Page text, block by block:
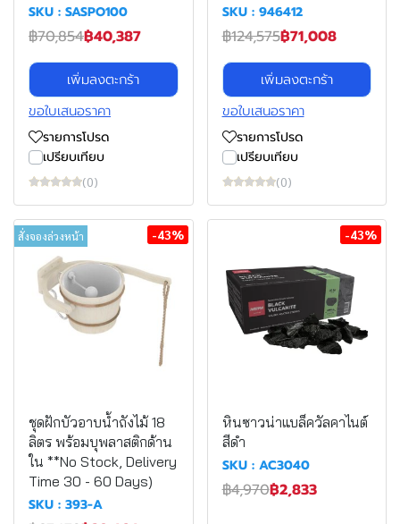
SKU : SASPO100
฿70,854฿40,387
เพิ่มลงตะกร้า
ขอใบเสนอราคา
รายการโปรด
เปรียบเทียบ
(0)
SKU : 946412
฿124,575฿71,008
เพิ่มลงตะกร้า
ขอใบเสนอราคา
รายการโปรด
เปรียบเทียบ
(0)
สั่งจองล่วงหน้า -43%
ชุดฝักบัวอาบน้ำถังไม้ 18
ลิตร พร้อมบุพลาสติกด้าน
ใน **No Stock, Delivery
Time 30 - 60 Days)
SKU : 393-A
-43%
หินซาวน่าแบล็ควัลคาไนต์
สีดำ
SKU : AC3040
฿4,970฿2,833